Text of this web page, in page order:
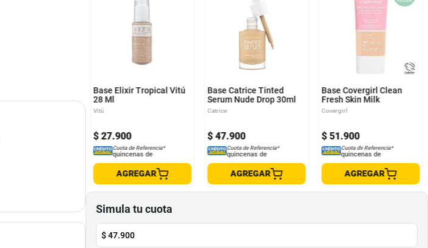
Base Elixir Tropical Vitú
28 Ml
Vitú
$ 27.900
Cuota de Referencia*
quincenas de
AGREGAR
Base Catrice Tinted
Serum Nude Drop 30ml
Catrice
$ 47.900
Cuota de Referencia*
quincenas de
AGREGAR
Base Covergirl Clean
Fresh Skin Milk
Covergirl
$ 51.900
Cuota de Referencia*
quincenas de
AGREGAR
Simula tu cuota
$47.900